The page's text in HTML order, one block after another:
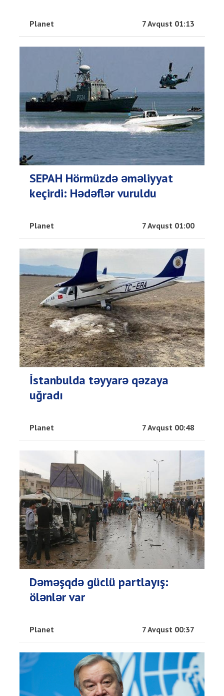
Planet 7 Avqust 01:13
SEPAH Hörmüzdə əməliyyat
keçirdi: Hədəflər vuruldu
Planet 7 Avqust 01:00
İstanbulda təyyarə qəzaya
uğradı
Planet 7 Avqust 00:48
Dəməşqdə güclü partlayış:
ölənlər var
Planet 7 Avqust 00:37